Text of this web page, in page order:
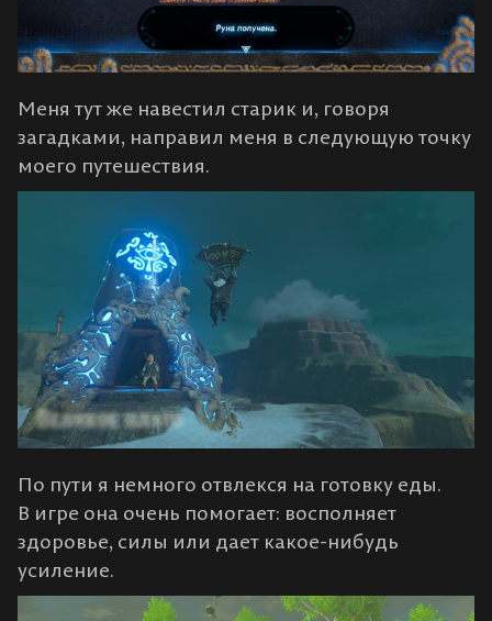
Меня тут же навестил старик и, говоря
загадками, направил меня в следующую точку
моего путешествия.
По пути я немного отвлекся на готовку еды.
В игре она очень помогает: восполняет
здоровье, силы или дает какое-нибудь
усиление.